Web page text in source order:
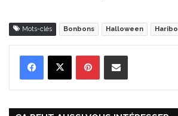
Mots-clés Bonbons Halloween Haribo